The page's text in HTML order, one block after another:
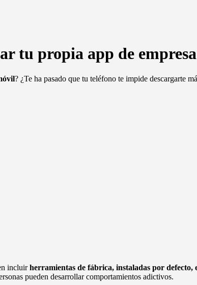
tu propia app de empresa
? ¿Te ha pasado que tu teléfono te impide descargarte
incluirherramientas de fábrica, instaladas por defecto,
pueden desarrollar comportamientos adictivos.